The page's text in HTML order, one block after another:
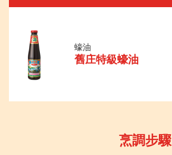
蠔油
舊庄特級蠔油
烹調步驟